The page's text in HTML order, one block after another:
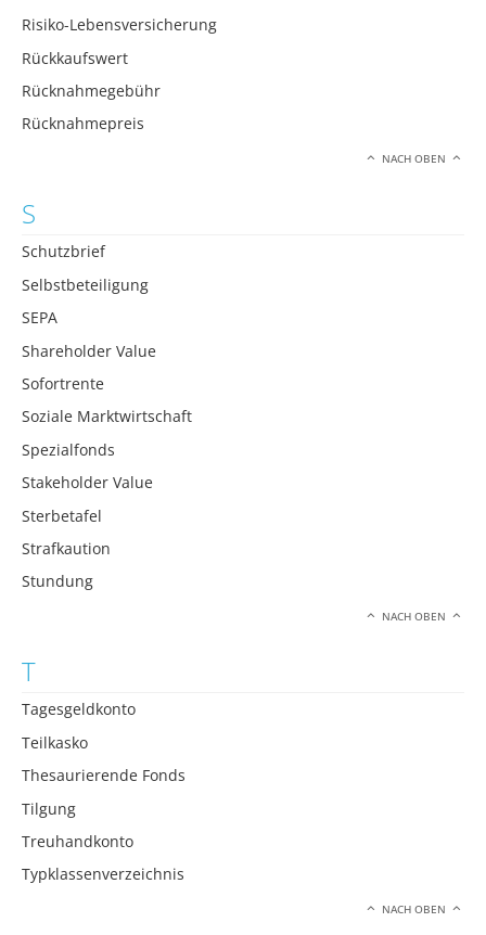
Risiko-Lebensversicherung
Rückkaufswert
Rücknahmegebühr
Rücknahmepreis
NACH OBEN
S
Schutzbrief
Selbstbeteiligung
SEPA
Shareholder Value
Sofortrente
Soziale Marktwirtschaft
Spezialfonds
Stakeholder Value
Sterbetafel
Strafkaution
Stundung
NACH OBEN
T
Tagesgeldkonto
Teilkasko
Thesaurierende Fonds
Tilgung
Treuhandkonto
Typklassenverzeichnis
NACH OBEN